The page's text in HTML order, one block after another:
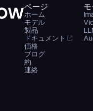
ページ
ホーム
モデル
製品
ドキュメント
価格
ブログ
約
連絡